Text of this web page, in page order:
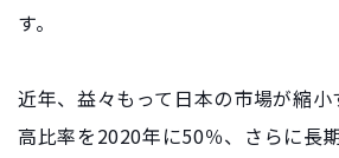
す。
近年、益々もって日本の市場が縮
高比率を2020年に50％、さらに長